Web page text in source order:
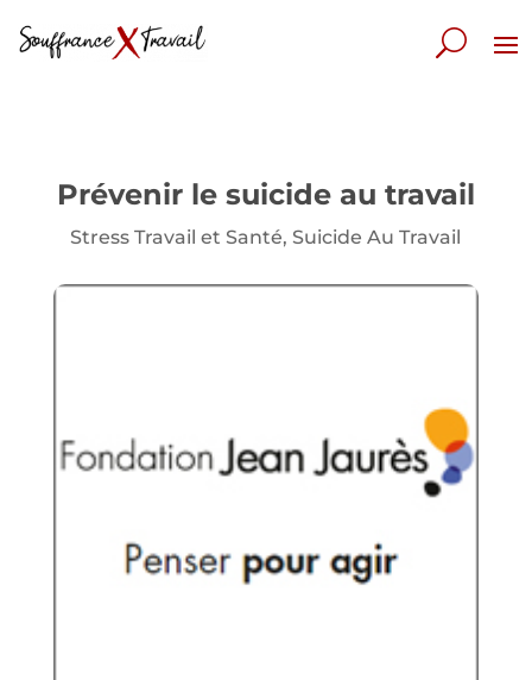
Prévenir le suicide au travail
Stress Travail et Santé,Suicide Au Travail